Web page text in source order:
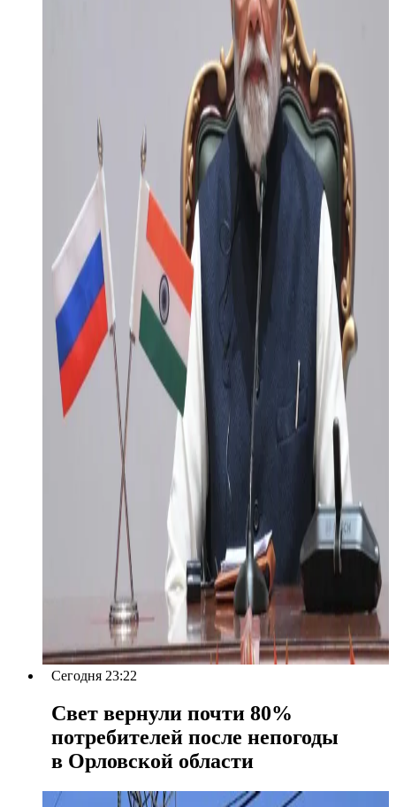
Сегодня 23:22
Свет вернули почти 80%
потребителей после непогоды
в Орловской области